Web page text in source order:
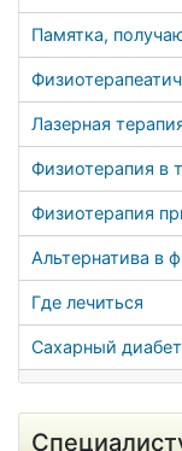
Памятка,
Лазерная
Физиотерапия в
Физиотерапия
Альтернатива в
Где лечиться
Сахарный